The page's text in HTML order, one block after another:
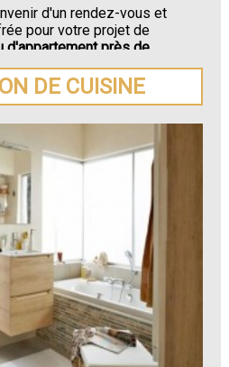
d'un rendez-vous et
pour votre projet de
d'appartement près de
DE CUISINE